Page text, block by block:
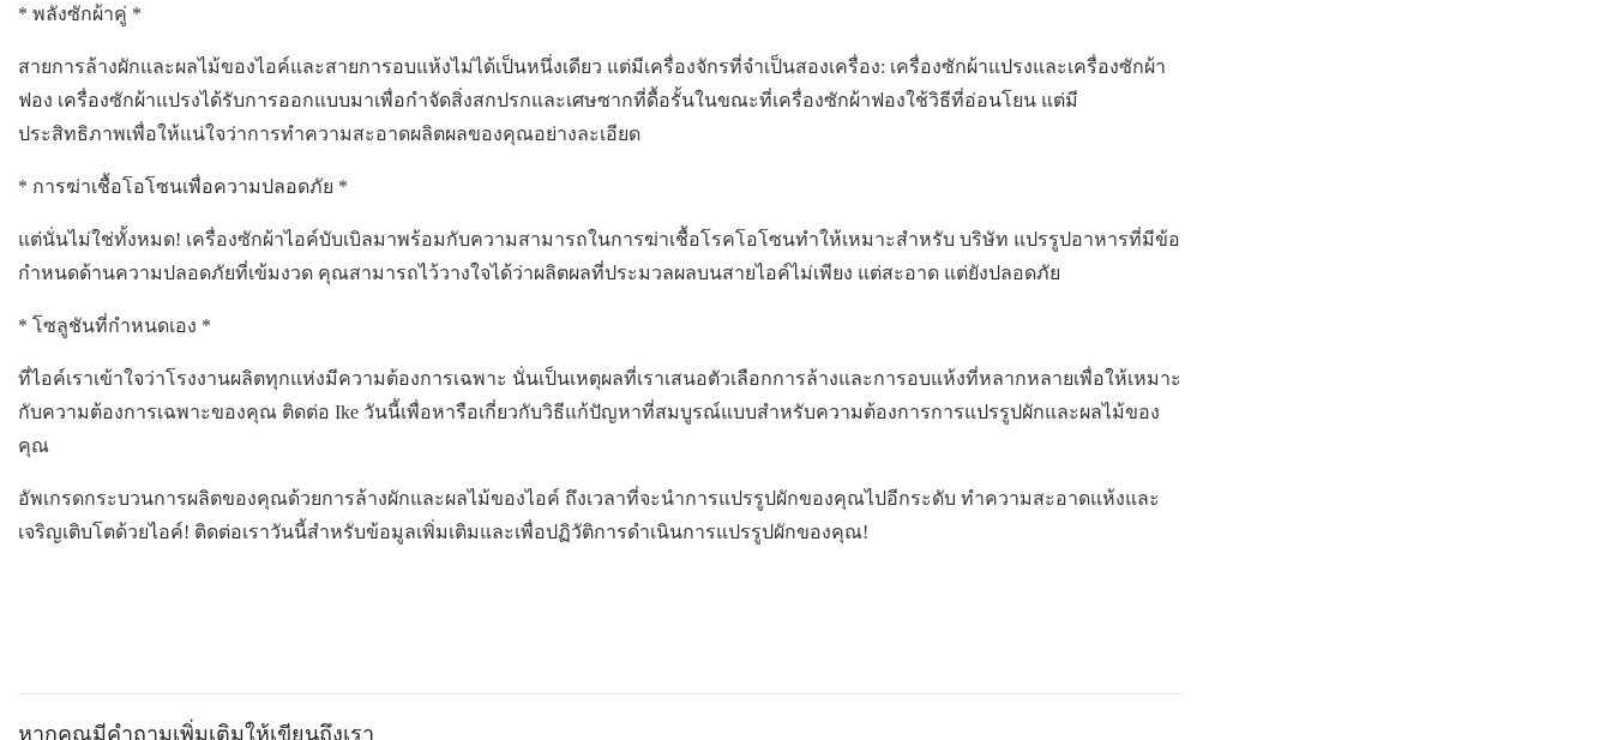
* พลังซักผ้าคู่ *
สายการล้างผักและผลไม้ของไอค์และสายการอบแห้งไม่ได้เป็นหนึ่งเดียว แต่มีเครื่องจักรที่จำเป็นสองเครื่อง: เครื่องซักผ้าแปรงและเครื่องซักผ้า
ฟอง เครื่องซักผ้าแปรงได้รับการออกแบบมาเพื่อกำจัดสิ่งสกปรกและเศษซากที่ดื้อรั้นในขณะที่เครื่องซักผ้าฟองใช้วิธีที่อ่อนโยน แต่มี
ประสิทธิภาพเพื่อให้แน่ใจว่าการทำความสะอาดผลิตผลของคุณอย่างละเอียด
* การฆ่าเชื้อโอโซนเพื่อความปลอดภัย *
แต่นั่นไม่ใช่ทั้งหมด! เครื่องซักผ้าไอค์บับเบิลมาพร้อมกับความสามารถในการฆ่าเชื้อโรคโอโซนทำให้เหมาะสำหรับ บริษัท แปรรูปอาหารที่มีข้อ
กำหนดด้านความปลอดภัยที่เข้มงวด คุณสามารถไว้วางใจได้ว่าผลิตผลที่ประมวลผลบนสายไอค์ไม่เพียง แต่สะอาด แต่ยังปลอดภัย
* โซลูชันที่กำหนดเอง *
ที่ไอค์เราเข้าใจว่าโรงงานผลิตทุกแห่งมีความต้องการเฉพาะ นั่นเป็นเหตุผลที่เราเสนอตัวเลือกการล้างและการอบแห้งที่หลากหลายเพื่อให้เหมาะ
กับความต้องการเฉพาะของคุณ ติดต่อ Ike วันนี้เพื่อหารือเกี่ยวกับวิธีแก้ปัญหาที่สมบูรณ์แบบสำหรับความต้องการการแปรรูปผักและผลไม้ของ
คุณ
อัพเกรดกระบวนการผลิตของคุณด้วยการล้างผักและผลไม้ของไอค์ ถึงเวลาที่จะนำการแปรรูปผักของคุณไปอีกระดับ ทำความสะอาดแห้งและ
เจริญเติบโตด้วยไอค์! ติดต่อเราวันนี้สำหรับข้อมูลเพิ่มเติมและเพื่อปฏิวัติการดำเนินการแปรรูปผักของคุณ!
หากคุณมีคำถามเพิ่มเติมให้เขียนถึงเรา